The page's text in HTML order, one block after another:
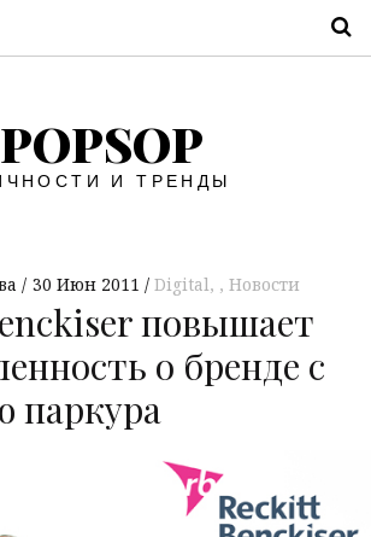
POPSOP
И ТРЕНДЫ
30 Июн 2011 Digital, Новости
повышает
о бренде с
паркура